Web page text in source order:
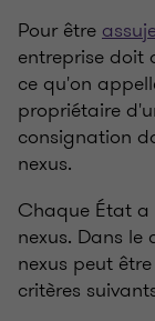
Pour être
entreprise doit
ce qu'on
propriétaire
consignation
nexus.
Chaque État a
nexus. Dans
nexus peut
critères